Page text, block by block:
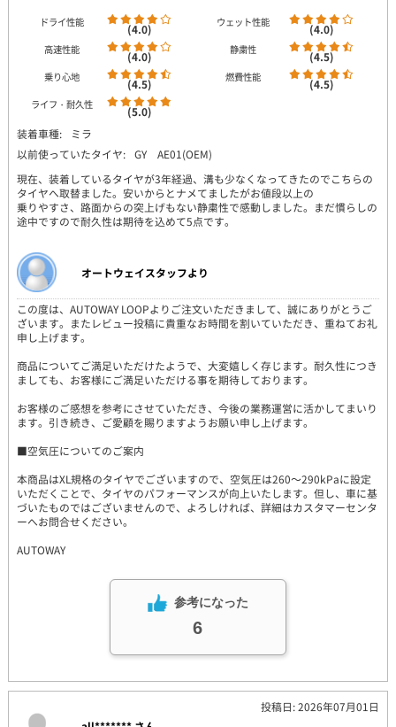
ドライ性能 (4.0) ウェット性能 (4.0)
高速性能 (4.0) 静粛性 (4.5)
乗り心地 (4.5) 燃費性能 (4.5)
ライフ・耐久性
(5.0)
装着車種:
ミラ
以前使っていたタイヤ: GY AE01(OEM)
現在、装着しているタイヤが3年経過、溝も少なくなってきたのでこちらの
タイヤへ取替ました。安いからとナメてましたがお値段以上の
乗りやすさ、路面からの突上げもない静粛性で感動しました。まだ慣らしの
途中ですので耐久性は期待を込めて5点です。
オートウェイスタッフより
この度は、AUTOWAY LOOPよりご注文いただきまして、誠にありがとうご
ざいます。またレビュー投稿に貴重なお時間を割いていただき、重ねてお礼
申し上げます。
商品についてご満足いただけたようで、大変嬉しく存じます。耐久性につき
ましても、お客様にご満足いただける事を期待しております。
お客様のご感想を参考にさせていただき、今後の業務運営に活かしてまいり
ます。引き続き、ご愛顧を賜りますようお願い申し上げます。
■空気圧についてのご案内
本商品はXL規格のタイヤでございますので、空気圧は260～290kPaに設定
いただくことで、タイヤのパフォーマンスが向上いたします。但し、車に基
づいたものではございませんので、よろしければ、詳細はカスタマーセンタ
ーへお問合せください。
AUTOWAY
参考になった
6
投稿日: 2026年07月01日